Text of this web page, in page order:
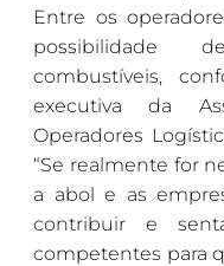
Entre os
possibilidade
combustíveis,
executiva da
Operadores
“Se realmente for
a abol e as
contribuir e
competentes para